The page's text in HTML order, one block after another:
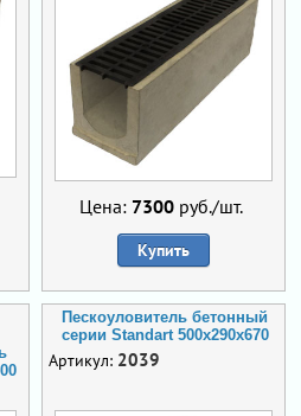
Цена: 7300руб./шт.
Купить
Пескоуловитель бетонный
серии Standart 500x290x670
Артикул: 2039